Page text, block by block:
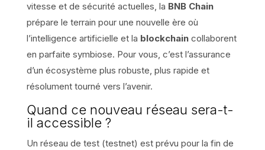
vitesse et de sécurité actuelles, la BNB Chain
prépare le terrain pour une nouvelle ère où
l’intelligence artificielle et la blockchaincollaborent
en parfaite symbiose. Pour vous, c’est l’assurance
d’un écosystème plus robuste, plus rapide et
résolument tourné vers l’avenir.
Quand ce nouveau réseau sera-t-
il accessible ?
Un réseau de test (testnet) est prévu pour la fin de